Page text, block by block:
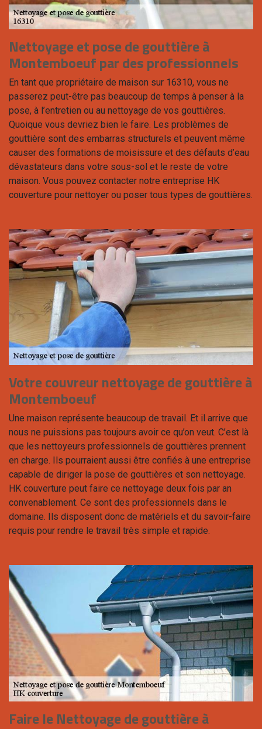
Nettoyage et pose de gouttière à
Montemboeuf par des professionnels
En tant que propriétaire de maison sur 16310, vous ne
passerez peut-être pas beaucoup de temps à penser à la
pose, à l’entretien ou au nettoyage de vos gouttières.
Quoique vous devriez bien le faire. Les problèmes de
gouttière sont des embarras structurels et peuvent même
causer des formations de moisissure et des défauts d’eau
dévastateurs dans votre sous-sol et le reste de votre
maison. Vous pouvez contacter notre entreprise HK
couverture pour nettoyer ou poser tous types de gouttières.
Votre couvreur nettoyage de gouttière à
Montemboeuf
Une maison représente beaucoup de travail. Et il arrive que
nous ne puissions pas toujours avoir ce qu’on veut. C’est là
que les nettoyeurs professionnels de gouttières prennent
en charge. Ils pourraient aussi être confiés à une entreprise
capable de diriger la pose de gouttières et son nettoyage.
HK couverture peut faire ce nettoyage deux fois par an
convenablement. Ce sont des professionnels dans le
domaine. Ils disposent donc de matériels et du savoir-faire
requis pour rendre le travail très simple et rapide.
Faire le Nettoyage de gouttière à